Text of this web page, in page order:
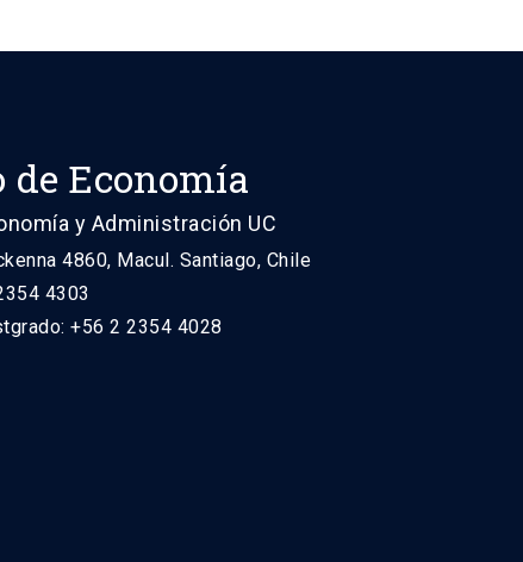
Economía
y Administración UC
4860, Macul. Santiago, Chile
4303
+56 2 2354 4028